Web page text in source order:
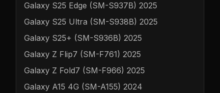
Galaxy S25 Edge (SM-S937B) 2025
Galaxy S25 Ultra (SM-S938B) 2025
Galaxy S25+ (SM-S936B) 2025
Galaxy Z Flip7 (SM-F761) 2025
Galaxy Z Fold7 (SM-F966) 2025
Galaxy A15 4G (SM-A155) 2024